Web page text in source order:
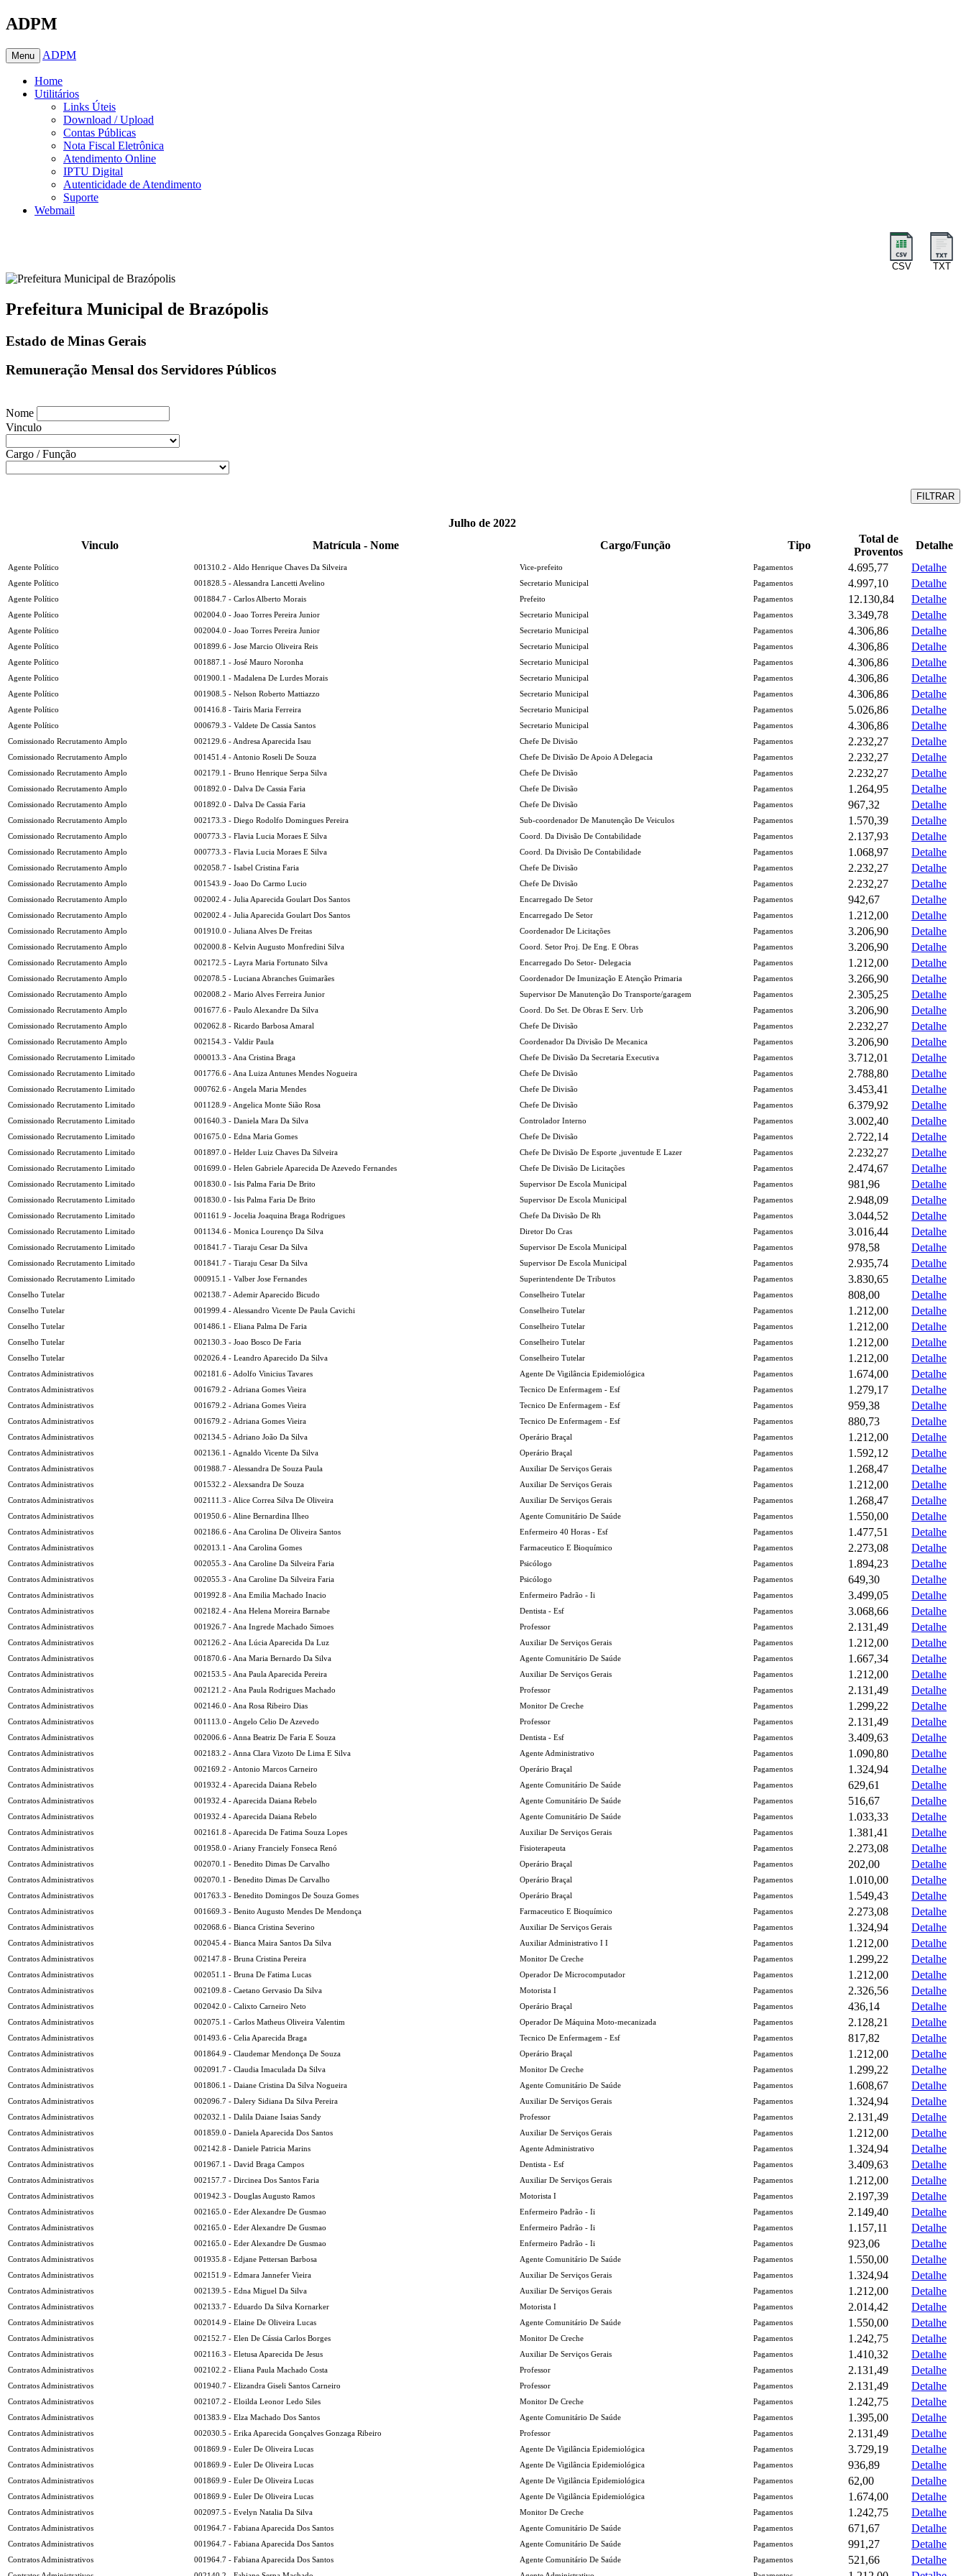
ADPM
Menu ADPM
Home
Utilitários
Links Úteis
Download / Upload
Contas Públicas
Nota Fiscal Eletrônica
Atendimento Online
IPTU Digital
Autenticidade de Atendimento
Suporte
Webmail
CSV TXT
Prefeitura Municipal de Brazópolis
Estado de Minas Gerais
Remuneração Mensal dos Servidores Públicos
Nome
Vinculo
Cargo / Função
FILTRAR
Julho de 2022
Vinculo
Matrícula - Nome Cargo/Função Tipo
Total de
Proventos
Detalhe
Agente Político 001310.2 - Aldo Henrique Chaves Da Silveira Vice-prefeito Pagamentos 4.695,77 Detalhe
Agente Político 001828.5 - Alessandra Lancetti Avelino Secretario Municipal Pagamentos 4.997,10 Detalhe
Agente Político 001884.7 - Carlos Alberto Morais Prefeito Pagamentos 12.130,84 Detalhe
Agente Político 002004.0 - Joao Torres Pereira Junior Secretario Municipal Pagamentos 3.349,78 Detalhe
Agente Político 002004.0 - Joao Torres Pereira Junior Secretario Municipal Pagamentos 4.306,86 Detalhe
Agente Político 001899.6 - Jose Marcio Oliveira Reis Secretario Municipal Pagamentos 4.306,86 Detalhe
Agente Político 001887.1 - José Mauro Noronha Secretario Municipal Pagamentos 4.306,86 Detalhe
Agente Político 001900.1 - Madalena De Lurdes Morais Secretario Municipal Pagamentos 4.306,86 Detalhe
Agente Político 001908.5 - Nelson Roberto Mattiazzo Secretario Municipal Pagamentos 4.306,86 Detalhe
Agente Político 001416.8 - Tairis Maria Ferreira Secretario Municipal Pagamentos 5.026,86 Detalhe
Agente Político 000679.3 - Valdete De Cassia Santos Secretario Municipal Pagamentos 4.306,86 Detalhe
Comissionado Recrutamento Amplo 002129.6 - Andresa Aparecida Isau Chefe De Divisão Pagamentos 2.232,27 Detalhe
Comissionado Recrutamento Amplo 001451.4 - Antonio Roseli De Souza Chefe De Divisão De Apoio A Delegacia Pagamentos 2.232,27 Detalhe
Comissionado Recrutamento Amplo 002179.1 - Bruno Henrique Serpa Silva Chefe De Divisão Pagamentos 2.232,27 Detalhe
Comissionado Recrutamento Amplo 001892.0 - Dalva De Cassia Faria Chefe De Divisão Pagamentos 1.264,95 Detalhe
Comissionado Recrutamento Amplo 001892.0 - Dalva De Cassia Faria Chefe De Divisão Pagamentos 967,32 Detalhe
Comissionado Recrutamento Amplo 002173.3 - Diego Rodolfo Domingues Pereira Sub-coordenador De Manutenção De Veiculos Pagamentos 1.570,39 Detalhe
Comissionado Recrutamento Amplo 000773.3 - Flavia Lucia Moraes E Silva Coord. Da Divisão De Contabilidade Pagamentos 2.137,93 Detalhe
Comissionado Recrutamento Amplo 000773.3 - Flavia Lucia Moraes E Silva Coord. Da Divisão De Contabilidade Pagamentos 1.068,97 Detalhe
Comissionado Recrutamento Amplo 002058.7 - Isabel Cristina Faria Chefe De Divisão Pagamentos 2.232,27 Detalhe
Comissionado Recrutamento Amplo 001543.9 - Joao Do Carmo Lucio Chefe De Divisão Pagamentos 2.232,27 Detalhe
Comissionado Recrutamento Amplo 002002.4 - Julia Aparecida Goulart Dos Santos Encarregado De Setor Pagamentos 942,67 Detalhe
Comissionado Recrutamento Amplo 002002.4 - Julia Aparecida Goulart Dos Santos Encarregado De Setor Pagamentos 1.212,00 Detalhe
Comissionado Recrutamento Amplo 001910.0 - Juliana Alves De Freitas Coordenador De Licitações Pagamentos 3.206,90 Detalhe
Comissionado Recrutamento Amplo 002000.8 - Kelvin Augusto Monfredini Silva Coord. Setor Proj. De Eng. E Obras Pagamentos 3.206,90 Detalhe
Comissionado Recrutamento Amplo 002172.5 - Layra Maria Fortunato Silva Encarregado Do Setor- Delegacia Pagamentos 1.212,00 Detalhe
Comissionado Recrutamento Amplo 002078.5 - Luciana Abranches Guimarães Coordenador De Imunização E Atenção Primaria Pagamentos 3.266,90 Detalhe
Comissionado Recrutamento Amplo 002008.2 - Mario Alves Ferreira Junior Supervisor De Manutenção Do Transporte/garagem Pagamentos 2.305,25 Detalhe
Comissionado Recrutamento Amplo 001677.6 - Paulo Alexandre Da Silva Coord. Do Set. De Obras E Serv. Urb Pagamentos 3.206,90 Detalhe
Comissionado Recrutamento Amplo 002062.8 - Ricardo Barbosa Amaral Chefe De Divisão Pagamentos 2.232,27 Detalhe
Comissionado Recrutamento Amplo 002154.3 - Valdir Paula Coordenador Da Divisão De Mecanica Pagamentos 3.206,90 Detalhe
Comissionado Recrutamento Limitado 000013.3 - Ana Cristina Braga Chefe De Divisão Da Secretaria Executiva Pagamentos 3.712,01 Detalhe
Comissionado Recrutamento Limitado 001776.6 - Ana Luiza Antunes Mendes Nogueira Chefe De Divisão Pagamentos 2.788,80 Detalhe
Comissionado Recrutamento Limitado 000762.6 - Angela Maria Mendes Chefe De Divisão Pagamentos 3.453,41 Detalhe
Comissionado Recrutamento Limitado 001128.9 - Angelica Monte Sião Rosa Chefe De Divisão Pagamentos 6.379,92 Detalhe
Comissionado Recrutamento Limitado 001640.3 - Daniela Mara Da Silva Controlador Interno Pagamentos 3.002,40 Detalhe
Comissionado Recrutamento Limitado 001675.0 - Edna Maria Gomes Chefe De Divisão Pagamentos 2.722,14 Detalhe
Comissionado Recrutamento Limitado 001897.0 - Helder Luiz Chaves Da Silveira Chefe De Divisão De Esporte ,juventude E Lazer Pagamentos 2.232,27 Detalhe
Comissionado Recrutamento Limitado 001699.0 - Helen Gabriele Aparecida De Azevedo Fernandes Chefe De Divisão De Licitações Pagamentos 2.474,67 Detalhe
Comissionado Recrutamento Limitado 001830.0 - Isis Palma Faria De Brito Supervisor De Escola Municipal Pagamentos 981,96 Detalhe
Comissionado Recrutamento Limitado 001830.0 - Isis Palma Faria De Brito Supervisor De Escola Municipal Pagamentos 2.948,09 Detalhe
Comissionado Recrutamento Limitado 001161.9 - Jocelia Joaquina Braga Rodrigues Chefe Da Divisão De Rh Pagamentos 3.044,52 Detalhe
Comissionado Recrutamento Limitado 001134.6 - Monica Lourenço Da Silva Diretor Do Cras Pagamentos 3.016,44 Detalhe
Comissionado Recrutamento Limitado 001841.7 - Tiaraju Cesar Da Silva Supervisor De Escola Municipal Pagamentos 978,58 Detalhe
Comissionado Recrutamento Limitado 001841.7 - Tiaraju Cesar Da Silva Supervisor De Escola Municipal Pagamentos 2.935,74 Detalhe
Comissionado Recrutamento Limitado 000915.1 - Valber Jose Fernandes Superintendente De Tributos Pagamentos 3.830,65 Detalhe
Conselho Tutelar 002138.7 - Ademir Aparecido Bicudo Conselheiro Tutelar Pagamentos 808,00 Detalhe
Conselho Tutelar 001999.4 - Alessandro Vicente De Paula Cavichi Conselheiro Tutelar Pagamentos 1.212,00 Detalhe
Conselho Tutelar 001486.1 - Eliana Palma De Faria Conselheiro Tutelar Pagamentos 1.212,00 Detalhe
Conselho Tutelar 002130.3 - Joao Bosco De Faria Conselheiro Tutelar Pagamentos 1.212,00 Detalhe
Conselho Tutelar 002026.4 - Leandro Aparecido Da Silva Conselheiro Tutelar Pagamentos 1.212,00 Detalhe
Contratos Administrativos 002181.6 - Adolfo Vinicius Tavares Agente De Vigilância Epidemiológica Pagamentos 1.674,00 Detalhe
Contratos Administrativos 001679.2 - Adriana Gomes Vieira Tecnico De Enfermagem - Esf Pagamentos 1.279,17 Detalhe
Contratos Administrativos 001679.2 - Adriana Gomes Vieira Tecnico De Enfermagem - Esf Pagamentos 959,38 Detalhe
Contratos Administrativos 001679.2 - Adriana Gomes Vieira Tecnico De Enfermagem - Esf Pagamentos 880,73 Detalhe
Contratos Administrativos 002134.5 - Adriano João Da Silva Operário Braçal Pagamentos 1.212,00 Detalhe
Contratos Administrativos 002136.1 - Agnaldo Vicente Da Silva Operário Braçal Pagamentos 1.592,12 Detalhe
Contratos Administrativos 001988.7 - Alessandra De Souza Paula Auxiliar De Serviços Gerais Pagamentos 1.268,47 Detalhe
Contratos Administrativos 001532.2 - Alexsandra De Souza Auxiliar De Serviços Gerais Pagamentos 1.212,00 Detalhe
Contratos Administrativos 002111.3 - Alice Correa Silva De Oliveira Auxiliar De Serviços Gerais Pagamentos 1.268,47 Detalhe
Contratos Administrativos 001950.6 - Aline Bernardina Ilheo Agente Comunitário De Saúde Pagamentos 1.550,00 Detalhe
Contratos Administrativos 002186.6 - Ana Carolina De Oliveira Santos Enfermeiro 40 Horas - Esf Pagamentos 1.477,51 Detalhe
Contratos Administrativos 002013.1 - Ana Carolina Gomes Farmaceutico E Bioquímico Pagamentos 2.273,08 Detalhe
Contratos Administrativos 002055.3 - Ana Caroline Da Silveira Faria Psicólogo Pagamentos 1.894,23 Detalhe
Contratos Administrativos 002055.3 - Ana Caroline Da Silveira Faria Psicólogo Pagamentos 649,30 Detalhe
Contratos Administrativos 001992.8 - Ana Emilia Machado Inacio Enfermeiro Padrão - Ii Pagamentos 3.499,05 Detalhe
Contratos Administrativos 002182.4 - Ana Helena Moreira Barnabe Dentista - Esf Pagamentos 3.068,66 Detalhe
Contratos Administrativos 001926.7 - Ana Ingrede Machado Simoes Professor Pagamentos 2.131,49 Detalhe
Contratos Administrativos 002126.2 - Ana Lúcia Aparecida Da Luz Auxiliar De Serviços Gerais Pagamentos 1.212,00 Detalhe
Contratos Administrativos 001870.6 - Ana Maria Bernardo Da Silva Agente Comunitário De Saúde Pagamentos 1.667,34 Detalhe
Contratos Administrativos 002153.5 - Ana Paula Aparecida Pereira Auxiliar De Serviços Gerais Pagamentos 1.212,00 Detalhe
Contratos Administrativos 002121.2 - Ana Paula Rodrigues Machado Professor Pagamentos 2.131,49 Detalhe
Contratos Administrativos 002146.0 - Ana Rosa Ribeiro Dias Monitor De Creche Pagamentos 1.299,22 Detalhe
Contratos Administrativos 001113.0 - Angelo Celio De Azevedo Professor Pagamentos 2.131,49 Detalhe
Contratos Administrativos 002006.6 - Anna Beatriz De Faria E Souza Dentista - Esf Pagamentos 3.409,63 Detalhe
Contratos Administrativos 002183.2 - Anna Clara Vizoto De Lima E Silva Agente Administrativo Pagamentos 1.090,80 Detalhe
Contratos Administrativos 002169.2 - Antonio Marcos Carneiro Operário Braçal Pagamentos 1.324,94 Detalhe
Contratos Administrativos 001932.4 - Aparecida Daiana Rebelo Agente Comunitário De Saúde Pagamentos 629,61 Detalhe
Contratos Administrativos 001932.4 - Aparecida Daiana Rebelo Agente Comunitário De Saúde Pagamentos 516,67 Detalhe
Contratos Administrativos 001932.4 - Aparecida Daiana Rebelo Agente Comunitário De Saúde Pagamentos 1.033,33 Detalhe
Contratos Administrativos 002161.8 - Aparecida De Fatima Souza Lopes Auxiliar De Serviços Gerais Pagamentos 1.381,41 Detalhe
Contratos Administrativos 001958.0 - Ariany Franciely Fonseca Renó Fisioterapeuta Pagamentos 2.273,08 Detalhe
Contratos Administrativos 002070.1 - Benedito Dimas De Carvalho Operário Braçal Pagamentos 202,00 Detalhe
Contratos Administrativos 002070.1 - Benedito Dimas De Carvalho Operário Braçal Pagamentos 1.010,00 Detalhe
Contratos Administrativos 001763.3 - Benedito Domingos De Souza Gomes Operário Braçal Pagamentos 1.549,43 Detalhe
Contratos Administrativos 001669.3 - Benito Augusto Mendes De Mendonça Farmaceutico E Bioquímico Pagamentos 2.273,08 Detalhe
Contratos Administrativos 002068.6 - Bianca Cristina Severino Auxiliar De Serviços Gerais Pagamentos 1.324,94 Detalhe
Contratos Administrativos 002045.4 - Bianca Maira Santos Da Silva Auxiliar Administrativo I I Pagamentos 1.212,00 Detalhe
Contratos Administrativos 002147.8 - Bruna Cristina Pereira Monitor De Creche Pagamentos 1.299,22 Detalhe
Contratos Administrativos 002051.1 - Bruna De Fatima Lucas Operador De Microcomputador Pagamentos 1.212,00 Detalhe
Contratos Administrativos 002109.8 - Caetano Gervasio Da Silva Motorista I Pagamentos 2.326,56 Detalhe
Contratos Administrativos 002042.0 - Calixto Carneiro Neto Operário Braçal Pagamentos 436,14 Detalhe
Contratos Administrativos 002075.1 - Carlos Matheus Oliveira Valentim Operador De Máquina Moto-mecanizada Pagamentos 2.128,21 Detalhe
Contratos Administrativos 001493.6 - Celia Aparecida Braga Tecnico De Enfermagem - Esf Pagamentos 817,82 Detalhe
Contratos Administrativos 001864.9 - Claudemar Mendonça De Souza Operário Braçal Pagamentos 1.212,00 Detalhe
Contratos Administrativos 002091.7 - Claudia Imaculada Da Silva Monitor De Creche Pagamentos 1.299,22 Detalhe
Contratos Administrativos 001806.1 - Daiane Cristina Da Silva Nogueira Agente Comunitário De Saúde Pagamentos 1.608,67 Detalhe
Contratos Administrativos 002096.7 - Dalery Sidiana Da Silva Pereira Auxiliar De Serviços Gerais Pagamentos 1.324,94 Detalhe
Contratos Administrativos 002032.1 - Dalila Daiane Isaias Sandy Professor Pagamentos 2.131,49 Detalhe
Contratos Administrativos 001859.0 - Daniela Aparecida Dos Santos Auxiliar De Serviços Gerais Pagamentos 1.212,00 Detalhe
Contratos Administrativos 002142.8 - Daniele Patricia Marins Agente Administrativo Pagamentos 1.324,94 Detalhe
Contratos Administrativos 001967.1 - David Braga Campos Dentista - Esf Pagamentos 3.409,63 Detalhe
Contratos Administrativos 002157.7 - Dircinea Dos Santos Faria Auxiliar De Serviços Gerais Pagamentos 1.212,00 Detalhe
Contratos Administrativos 001942.3 - Douglas Augusto Ramos Motorista I Pagamentos 2.197,39 Detalhe
Contratos Administrativos 002165.0 - Eder Alexandre De Gusmao Enfermeiro Padrão - Ii Pagamentos 2.149,40 Detalhe
Contratos Administrativos 002165.0 - Eder Alexandre De Gusmao Enfermeiro Padrão - Ii Pagamentos 1.157,11 Detalhe
Contratos Administrativos 002165.0 - Eder Alexandre De Gusmao Enfermeiro Padrão - Ii Pagamentos 923,06 Detalhe
Contratos Administrativos 001935.8 - Edjane Pettersan Barbosa Agente Comunitário De Saúde Pagamentos 1.550,00 Detalhe
Contratos Administrativos 002151.9 - Edmara Jannefer Vieira Auxiliar De Serviços Gerais Pagamentos 1.324,94 Detalhe
Contratos Administrativos 002139.5 - Edna Miguel Da Silva Auxiliar De Serviços Gerais Pagamentos 1.212,00 Detalhe
Contratos Administrativos 002133.7 - Eduardo Da Silva Kornarker Motorista I Pagamentos 2.014,42 Detalhe
Contratos Administrativos 002014.9 - Elaine De Oliveira Lucas Agente Comunitário De Saúde Pagamentos 1.550,00 Detalhe
Contratos Administrativos 002152.7 - Elen De Cássia Carlos Borges Monitor De Creche Pagamentos 1.242,75 Detalhe
Contratos Administrativos 002116.3 - Eletusa Aparecida De Jesus Auxiliar De Serviços Gerais Pagamentos 1.410,32 Detalhe
Contratos Administrativos 002102.2 - Eliana Paula Machado Costa Professor Pagamentos 2.131,49 Detalhe
Contratos Administrativos 001940.7 - Elizandra Giseli Santos Carneiro Professor Pagamentos 2.131,49 Detalhe
Contratos Administrativos 002107.2 - Eloilda Leonor Ledo Siles Monitor De Creche Pagamentos 1.242,75 Detalhe
Contratos Administrativos 001383.9 - Elza Machado Dos Santos Agente Comunitário De Saúde Pagamentos 1.395,00 Detalhe
Contratos Administrativos 002030.5 - Erika Aparecida Gonçalves Gonzaga Ribeiro Professor Pagamentos 2.131,49 Detalhe
Contratos Administrativos 001869.9 - Euler De Oliveira Lucas Agente De Vigilância Epidemiológica Pagamentos 3.729,19 Detalhe
Contratos Administrativos 001869.9 - Euler De Oliveira Lucas Agente De Vigilância Epidemiológica Pagamentos 936,89 Detalhe
Contratos Administrativos 001869.9 - Euler De Oliveira Lucas Agente De Vigilância Epidemiológica Pagamentos 62,00 Detalhe
Contratos Administrativos 001869.9 - Euler De Oliveira Lucas Agente De Vigilância Epidemiológica Pagamentos 1.674,00 Detalhe
Contratos Administrativos 002097.5 - Evelyn Natalia Da Silva Monitor De Creche Pagamentos 1.242,75 Detalhe
Contratos Administrativos 001964.7 - Fabiana Aparecida Dos Santos Agente Comunitário De Saúde Pagamentos 671,67 Detalhe
Contratos Administrativos 001964.7 - Fabiana Aparecida Dos Santos Agente Comunitário De Saúde Pagamentos 991,27 Detalhe
Contratos Administrativos 001964.7 - Fabiana Aparecida Dos Santos Agente Comunitário De Saúde Pagamentos 521,66 Detalhe